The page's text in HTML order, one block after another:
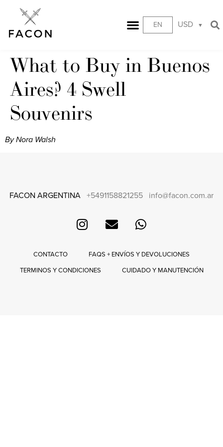
EN USD
What to Buy in Buenos
Aires? 4 Swell
Souvenirs
By Nora Walsh
FACON ARGENTINA +5491158821255 info@facon.com.ar
CONTACTO
FAQS + ENVÍOS Y DEVOLUCIONES
TERMINOS Y CONDICIONES
CUIDADO Y MANUTENCIÓN